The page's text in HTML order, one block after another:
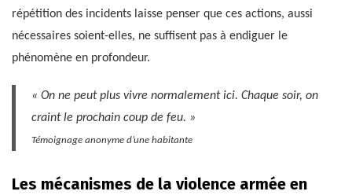
répétition des incidents laisse penser que ces actions, aussi
nécessaires soient-elles, ne suffisent pas à endiguer le
phénomène en profondeur.
« On ne peut plus vivre normalement ici. Chaque soir, on
craint le prochain coup de feu. »
Témoignage anonyme d’une habitante
Les mécanismes de la violence armée en